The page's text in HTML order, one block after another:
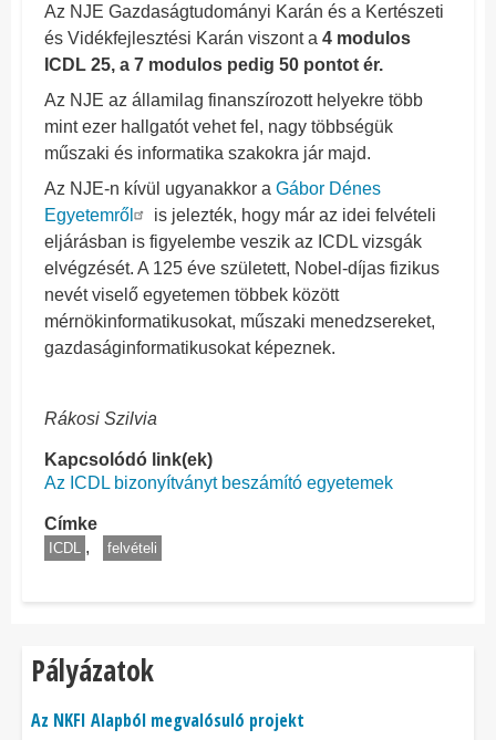
Az NJE Gazdaságtudományi Karán és a Kertészeti
és Vidékfejlesztési Karán viszont a 4 modulos
ICDL 25, a 7 modulos pedig 50 pontot ér.
Az NJE az államilag finanszírozott helyekre több
mint ezer hallgatót vehet fel, nagy többségük
műszaki és informatika szakokra jár majd.
Az NJE-n kívül ugyanakkor a Gábor Dénes
Egyetemről
is jelezték, hogy már az idei felvételi
eljárásban is figyelembe veszik az ICDL vizsgák
elvégzését. A 125 éve született, Nobel-díjas fizikus
nevét viselő egyetemen többek között
mérnökinformatikusokat, műszaki menedzsereket,
gazdaságinformatikusokat képeznek.
Rákosi Szilvia
Kapcsolódó link(ek)
Az ICDL bizonyítványt beszámító egyetemek
Címke
ICDL felvételi
Pályázatok
Az NKFI Alapból megvalósuló projekt